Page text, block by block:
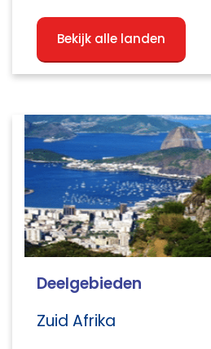
Bekijk alle landen
Deelgebieden
Zuid Afrika